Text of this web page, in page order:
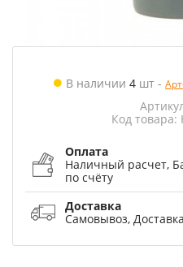
В наличии 4 шт -
Код товара:
Оплата
Наличный расчет,
по счёту
Доставка
Самовывоз,